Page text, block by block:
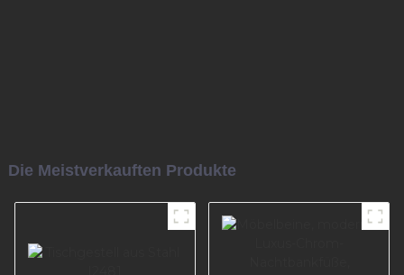
Die Meistverkauften Produkte